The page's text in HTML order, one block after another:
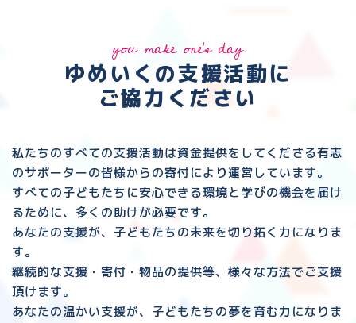
you make one's day
ゆめいくの支援活動に
ご協力ください
私たちのすべての支援活動は資金提供をしてくださる有志
のサポーターの皆様からの寄付により運営しています。
すべての子どもたちに安心できる環境と 学びの機会を届け
るために、多くの助けが必要です。
あなたの支援が、子どもたちの未来を切り拓く力になりま
す。
継続的な支援・寄付・物品の提供等、様々な方法でご支援
頂けます。
あなたの温かい支援が、子どもたちの夢を育む力になりま